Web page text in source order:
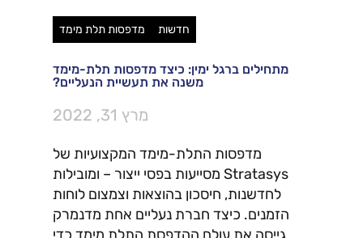
חדשות מדפסות תלת מימד
מתחילים ברגל ימין: כיצד מדפסות תלת-מימד
משנה את תעשיית הנעליים?
מרץ 31, 2022
מדפסות התלת-מימד המקצועיות של
Stratasys מסייעות בפסי ייצור – ומובילות
לחדשנות, חיסכון בהוצאות וצמצום לוחות
הזמנים. כיצד חברת נעליים אחת מדנמרק